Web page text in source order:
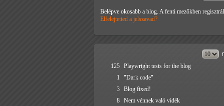
Belépve okosabb a blog. A fenti mezőkben
Elfelejtetted a jelszavad?
125 Playwright tests for the blog
1
"Dark code"
3 Blog fixed!
8 Nem vénnek való vidék